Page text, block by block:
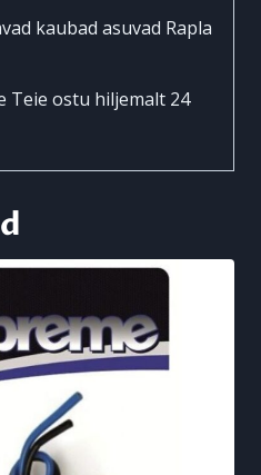
kaubad asuvad Rapla
Teie ostu hiljemalt 24